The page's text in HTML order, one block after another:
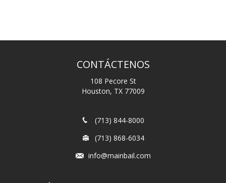
CONTÁCTENOS
108 Pecore St
Houston, TX 77009
(713) 844-8000
(713) 868-6034
info@mainbail.com